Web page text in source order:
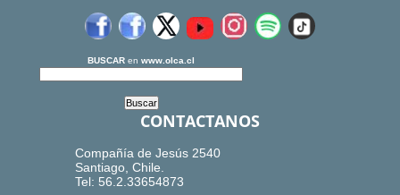
BUSCAR en www.olca.cl
CONTACTANOS
Compañía de Jesús 2540
Santiago, Chile.
Tel: 56.2.33654873